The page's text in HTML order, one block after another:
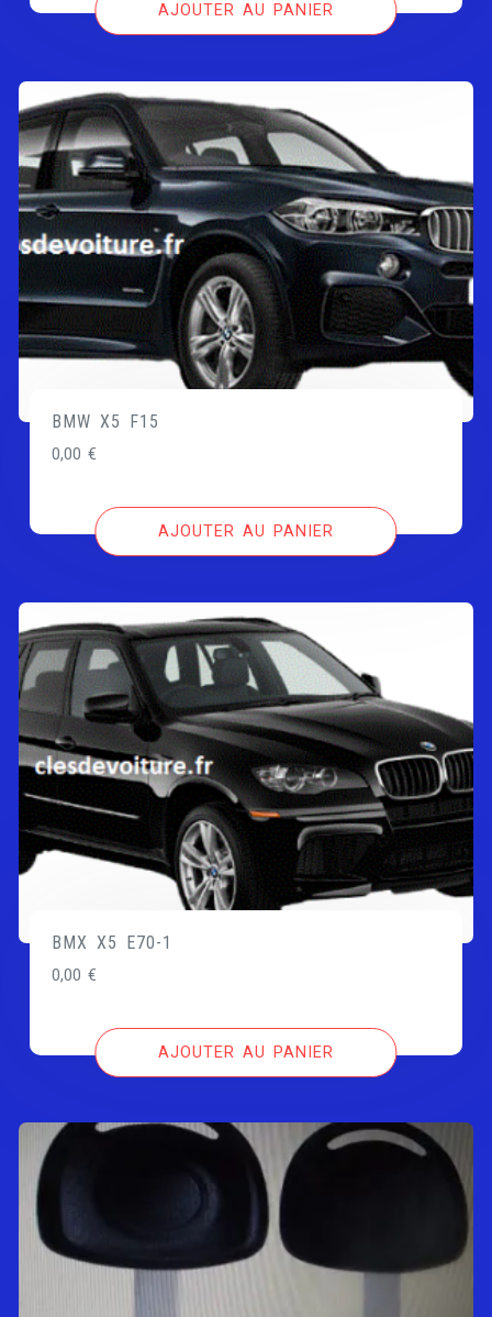
AJOUTER AU PANIER
BMW X5 F15
0,00€
AJOUTER AU PANIER
BMX X5 E70-1
0,00€
AJOUTER AU PANIER